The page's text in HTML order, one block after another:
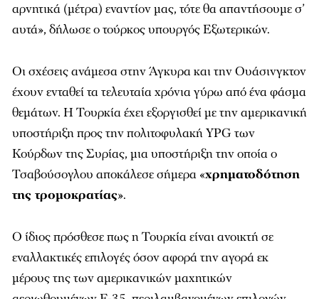
αρνητικά (μέτρα) εναντίον μας, τότε θα απαντήσουμε σ’
αυτά», δήλωσε ο τούρκος υπουργός Εξωτερικών.
Οι σχέσεις ανάμεσα στην Άγκυρα και την Ουάσινγκτον
έχουν ενταθεί τα τελευταία χρόνια γύρω από ένα φάσμα
θεμάτων. Η Τουρκία έχει εξοργισθεί με την αμερικανική
υποστήριξη προς την πολιτοφυλακή YPG των
Κούρδων της Συρίας, μια υποστήριξη την οποία ο
Τσαβούσογλου αποκάλεσε σήμερα «χρηματοδότηση
της τρομοκρατίας».
Ο ίδιος πρόσθεσε πως η Τουρκία είναι ανοικτή σε
εναλλακτικές επιλογές όσον αφορά την αγορά εκ
μέρους της των αμερικανικών μαχητικών